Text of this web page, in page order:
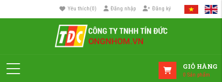
Đăng nhập Đăng ký
Yêu thích(0)
GIỎ HÀNG
0 Sản phẩm